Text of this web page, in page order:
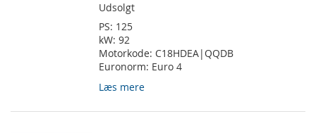
Udsolgt
PS: 125
kW: 92
Motorkode: C18HDEA|QQDB
Euronorm: Euro 4
Læs mere